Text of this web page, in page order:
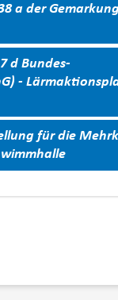
a der
d Bundes-
-
für die